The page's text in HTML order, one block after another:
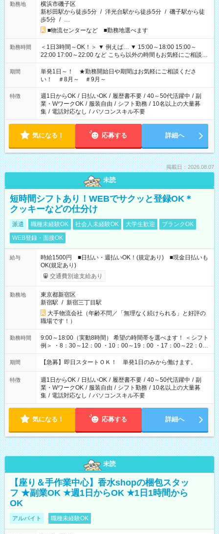
勤務地
横浜市磯子区
新杉田駅から徒歩5分 / 洋光台駅から徒歩5分 / 磯子駅から徒
歩5分 / …
■物流センターなど ■勤務地選べます
勤務時間
＜1日3時間～OK！＞ ▼ 例えば… ▼ 15:00～18:00 15:00～
22:00 17:00～22:00 など こちら以外の時間もお気軽にご相談く
ださい！
期間
単発1日～！ ★勤務開始日や期間はお気軽にご相談くださ
い！ ＃8月～ ＃9月～
特徴 週1日からOK / 日払いOK / 履歴書不要 / 40～50代活躍中 / 副
業・WワークOK / 服装自由 / シフト勤務 / 10名以上の大量募
集 / 電話対応なし / パソコンスキル不要
気になる！ 応募する 詳細へ
掲載日：2026.08.07
未読
短時間シフトあり！WEBでサクッと登録OK＊
クッキーなどの仕分け
派遣 職種未経験OK 社会人未経験OK 大学生歓迎
ブランクOK
WEB登録・面接OK
給与
時給1500円 ■日払い・週払いOK！(規定あり) ■現金日払いも
OK(規定あり)
交通費別途支給あり
勤務地
東京都新宿区
新宿駅 / 新宿三丁目駅
大手物流会社（年齢不問／「無理なく続けられる」と好評の
職場です！）
勤務時間
9:00～18:00（実動8時間） 希望の時間帯を選べます！ ＜シフト
例＞ ・8：30～12：00 ・10：00～19：00 ・17：00～22：00
・13：00～22：00 ・22：00～翌6：00 など
期間 【急募】即日スタートＯＫ！ 単発1日のみから働けます。
特徴 週1日からOK / 日払いOK / 履歴書不要 / 40～50代活躍中 / 副
業・WワークOK / 服装自由 / シフト勤務 / 10名以上の大量募
集 / 電話対応なし / パソコンスキル不要
気になる！ 応募する 詳細へ
未読
【座り＆手作業中心】香水shopの梱包スタッ
フ ★副業OK ★週1日からOK ★1日1時間から
OK
アルバイト 職種未経験OK